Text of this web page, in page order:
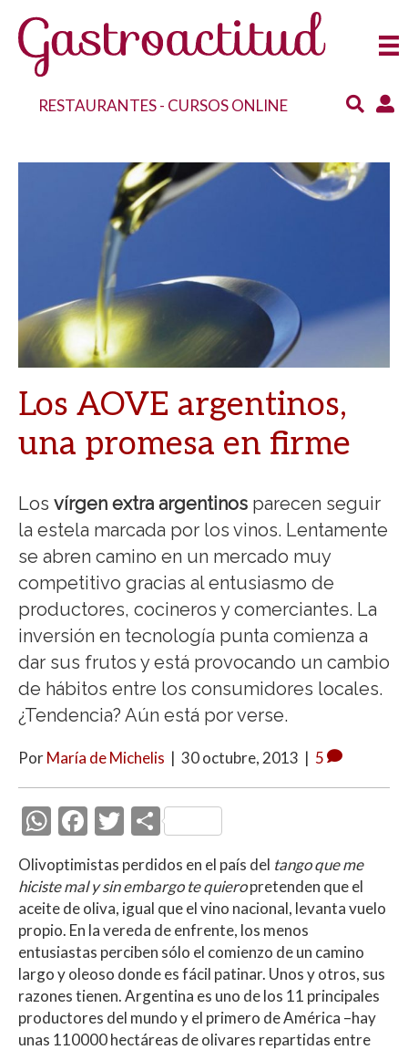
RESTAURANTES- CURSOS ONLINE
Los AOVE argentinos,
una promesa en firme
Los vírgen extra argentinos parecen seguir
la estela marcada por los vinos. Lentamente
se abren camino en un mercado muy
competitivo gracias al entusiasmo de
productores, cocineros y comerciantes. La
inversión en tecnología punta comienza a
dar sus frutos y está provocando un cambio
de hábitos entre los consumidores locales.
¿Tendencia? Aún está por verse.
PorMaría de Michelis | 30 octubre, 2013 | 5
W
h
at
s
A
p
p
F
ac
e
b
o
o
k
T
itt
er
C
o
m
p
ar
ti
r
Olivoptimistas perdidos en el país del tango que me
hiciste mal y sin embargo te quieropretenden que el
aceite de oliva, igual que el vino nacional, levanta vuelo
propio. En la vereda de enfrente, los menos
entusiastas perciben sólo el comienzo de un camino
largo y oleoso donde es fácil patinar. Unos y otros, sus
razones tienen. Argentina es uno de los 11 principales
productores del mundo y el primero de América –hay
unas 110000 hectáreas de olivares repartidas entre